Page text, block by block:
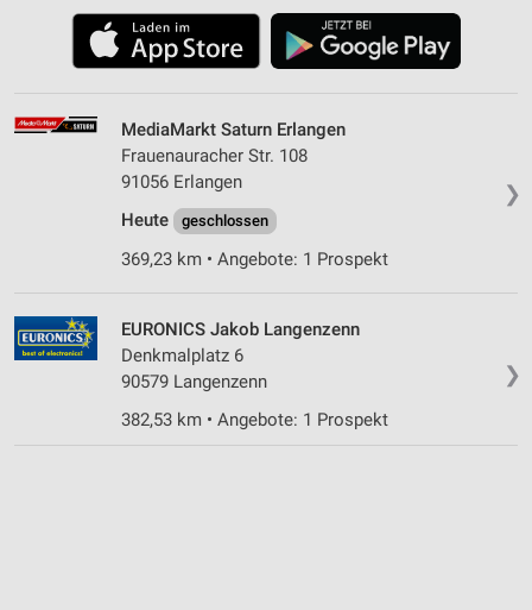
❯
MediaMarkt Saturn Erlangen
Frauenauracher Str. 108
91056 Erlangen
Heute
geschlossen
369,23 km • Angebote: 1 Prospekt
❯
EURONICS Jakob Langenzenn
Denkmalplatz 6
90579 Langenzenn
382,53 km • Angebote: 1 Prospekt